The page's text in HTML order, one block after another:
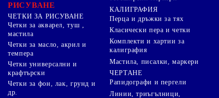
РИСУВАНЕ
ЧЕТКИ ЗА РИСУВАНЕ
Четки за акварел, туш ,
мастила
Четки за масло, акрил и
темпера
Четки универсални и
крафтърски
Четки за фон, лак, грунд и
др.
КАЛИГРАФИЯ
Перца и дръжки за тях
Класически пера и четки
Комплекти и хартии за
калиграфия
Мастила, писалки, маркери
ЧЕРТАНЕ
Рапидографи и пергели
Линии, триъгълници,